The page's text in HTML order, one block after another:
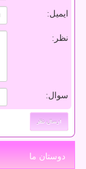
ایمیل:
نظر:
سوال:
دوستان ما